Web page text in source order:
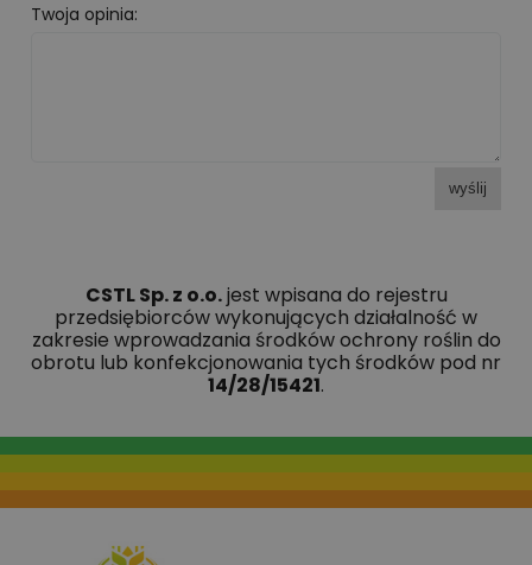
Twoja opinia:
wyślij
CSTL Sp. z o.o.jest wpisana do rejestru
przedsiębiorców wykonujących działalność w
zakresie wprowadzania środków ochrony roślin do
obrotu lub konfekcjonowania tych środków pod nr
14/28/15421.